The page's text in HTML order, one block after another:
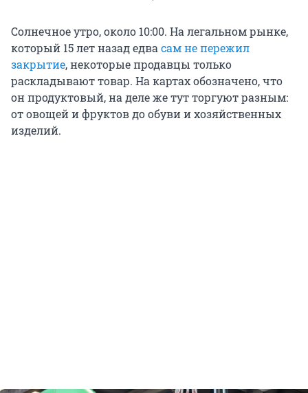
Солнечное утро, около 10:00. На легальном рынке,
который 15 лет назад едвасам не пережил
закрытие, некоторые продавцы только
раскладывают товар. На картах обозначено, что
он продуктовый, на деле же тут торгуют разным:
от овощей и фруктов до обуви и хозяйственных
изделий.